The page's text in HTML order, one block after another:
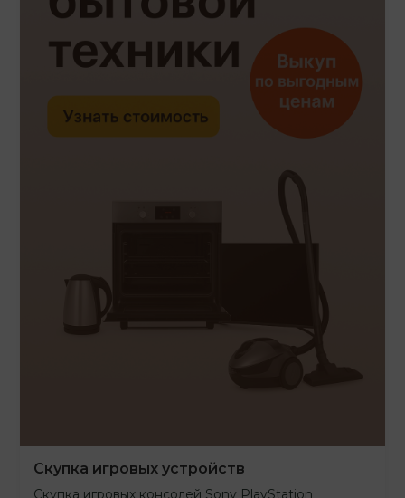
Скупка игровых устройств
Скупка игровых консолей Sony PlayStation